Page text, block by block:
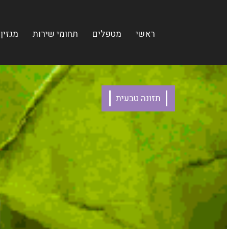
מגזין תחומי שירות מטפלים ראשי
תזונה טבעית